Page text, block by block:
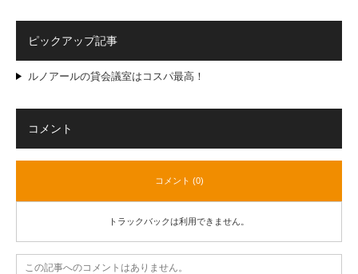
ピックアップ記事
ルノアールの貸会議室はコスパ最高！
コメント
コメント (0)
トラックバックは利用できません。
この記事へのコメントはありません。